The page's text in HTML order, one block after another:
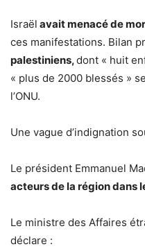
Israël avait menacé de
ces manifestations. Bilan
palestiniens,dont « huit
« plus de 2000 blessés »
l’ONU.
Une vague d’indignation
Le président Emmanuel
acteurs de la région dans
Le ministre des Affaires
déclare :